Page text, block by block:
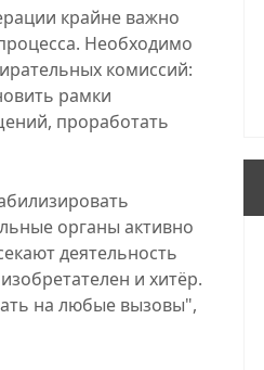
крайне важно
Необходимо
комиссий:
рамки
проработать
органы активно
деятельность
и хитёр.
на любые вызовы",